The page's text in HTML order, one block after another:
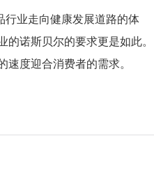
行业走向健康发展道路的体
诺斯贝尔的要求更是如此。
度迎合消费者的需求。